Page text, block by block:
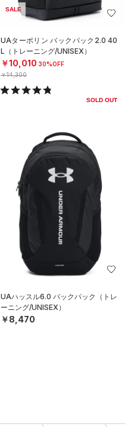
SALE
UAターポリン バックパック2.0 40
L（トレーニング/UNISEX）
￥10,010 30%OFF
￥14,300
SOLD OUT
UAハッスル6.0 バックパック（トレ
ーニング/UNISEX）
￥8,470